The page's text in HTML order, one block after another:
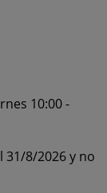
10:00 -
31/8/2026 y no